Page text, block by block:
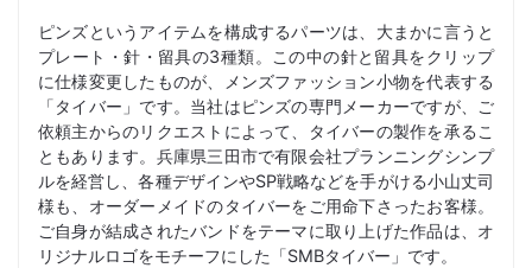
ピンズというアイテムを構成するパーツは、大まかに言うと
プレート・針・留具の3種類。この中の針と留具をクリップ
に仕様変更したものが、メンズファッション小物を代表する
「タイバー」です。当社はピンズの専門メーカーですが、ご
依頼主からのリクエストによって、タイバーの製作を承るこ
ともあります。兵庫県三田市で有限会社プランニングシンプ
ルを経営し、各種デザインやSP戦略などを手がける小山丈司
様も、オーダーメイドのタイバーをご用命下さったお客様。
ご自身が結成されたバンドをテーマに取り上げた作品は、オ
リジナルロゴをモチーフにした「SMBタイバー」です。